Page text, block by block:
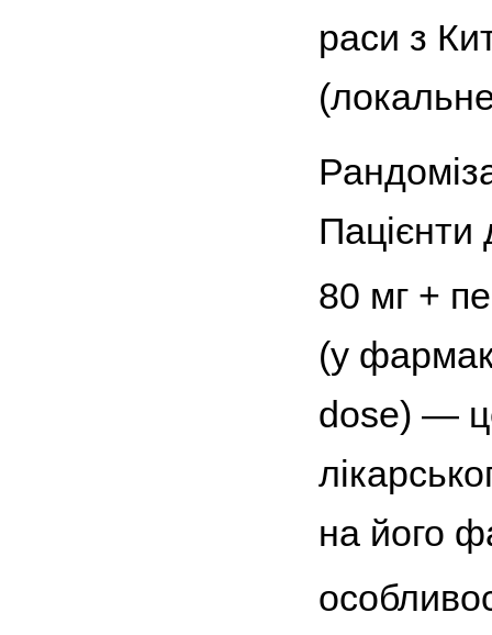
раси з
Пацієнти
80 мг +
(у
dose) —
на його